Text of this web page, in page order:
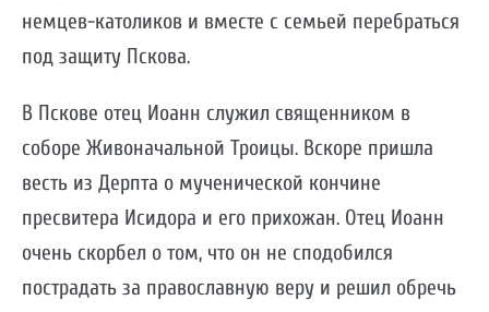
немцев-католиков и вместе с семьей перебраться
под защиту Пскова.
В Пскове отец Иоанн служил священником в
соборе Живоначальной Троицы. Вскоре пришла
весть из Дерпта о мученической кончине
пресвитера Исидора и его прихожан. Отец Иоанн
очень скорбел о том, что он не сподобился
пострадать за православную веру и решил обречь